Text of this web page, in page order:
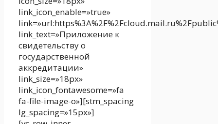
link_icon_enable=»true»
link_text=»Приложение к
свидетельству о
государственной
аккредитации»
link_size=»18px»
link_icon_fontawesome=»fa
fa-file-image-o»][stm_spacing
lg_spacing=»15px»]